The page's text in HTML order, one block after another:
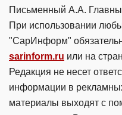
Письменный А.А.
При использовании
"СарИнформ"
sarinform.ru или на
Редакция не несет
информации в
материалы выходят с